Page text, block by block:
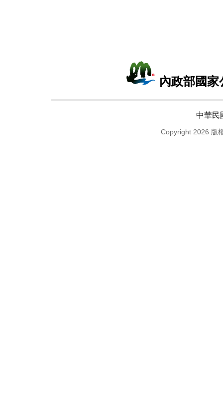
內政部國
中華民
Copyright 2026 版